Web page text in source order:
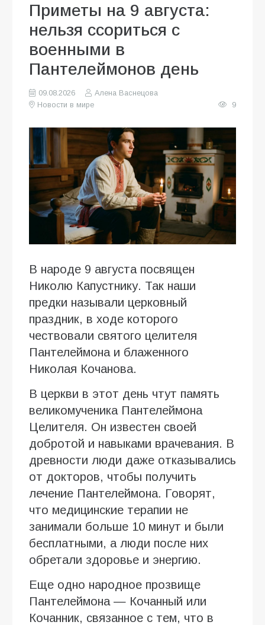
Приметы на 9 августа:
нельзя ссориться с
военными в
Пантелеймонов день
09.08.2026
Алена Васнецова
Новости в мире
9
В народе 9 августа посвящен
Николю Капустнику. Так наши
предки называли церковный
праздник, в ходе которого
чествовали святого целителя
Пантелеймона и блаженного
Николая Кочанова.
В церкви в этот день чтут память
великомученика Пантелеймона
Целителя. Он известен своей
добротой и навыками врачевания. В
древности люди даже отказывались
от докторов, чтобы получить
лечение Пантелеймона. Говорят,
что медицинские терапии не
занимали больше 10 минут и были
бесплатными, а люди после них
обретали здоровье и энергию.
Еще одно народное прозвище
Пантелеймона — Кочанный или
Кочанник, связанное с тем, что в